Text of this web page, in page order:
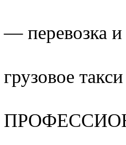
— перевозка и
грузовое такси